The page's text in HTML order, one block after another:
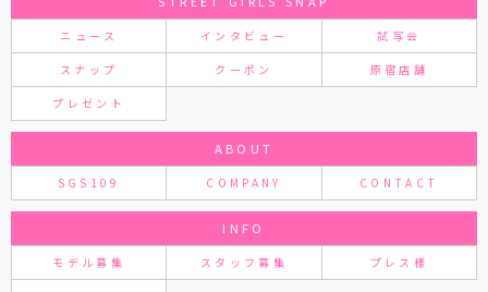
ニュース インタビュー 試写会
スナップ クーポン 原宿店舗
プレゼント
ABOUT
SGS109 COMPANY CONTACT
INFO
モデル募集 スタッフ募集 プレス様